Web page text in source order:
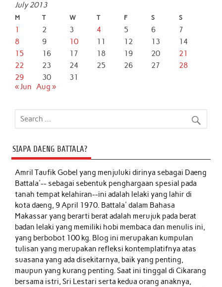
July 2013
M T W T F S S
1 2 3 4 5 6
7
8
9 10 11 12 13
14
15
16 17 18 19 20
21
22
23 24 25 26 27
28
29
30
31
« Jun Aug »
SIAPA DAENG BATTALA?
Amril Taufik Gobelyang menjuluki dirinya sebagai Daeng
Battala'-- sebagai sebentuk penghargaan spesial pada
tanah tempat kelahiran--ini adalah lelaki yang lahir di
kota daeng, 9 April 1970. Battala' dalam Bahasa
Makassar yang berarti berat adalah merujuk pada berat
badan lelaki yang memiliki hobi membaca dan menulis ini,
yang berbobot 100 kg. Blog ini merupakan kumpulan
tulisan yang merupakan refleksi kontemplatifnya atas
suasana yang ada disekitarnya, baik yang penting,
maupun yang kurang penting. Saat ini tinggal di Cikarang
bersama istri, Sri Lestari serta kedua orang anaknya,